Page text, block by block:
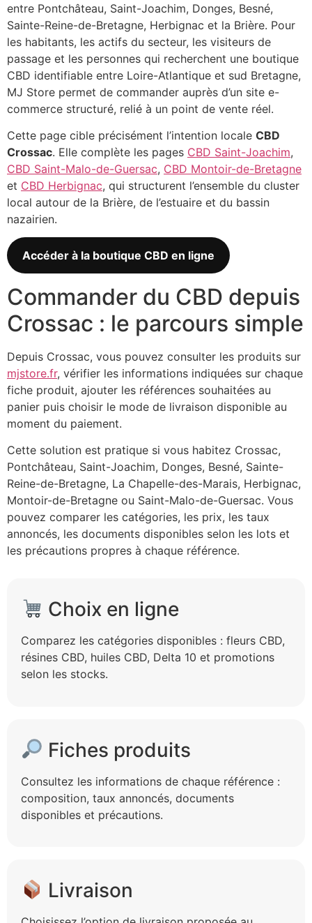
entre Pontchâteau, Saint-Joachim, Donges, Besné,
Sainte-Reine-de-Bretagne, Herbignac et la Brière. Pour
les habitants, les actifs du secteur, les visiteurs de
passage et les personnes qui recherchent une boutique
CBD identifiable entre Loire-Atlantique et sud Bretagne,
MJ Store permet de commander auprès d’un site e-
commerce structuré, relié à un point de vente réel.
Cette page cible précisément l’intention locale CBD
Crossac. Elle complète les pages CBD Saint-Joachim,
CBD Saint-Malo-de-Guersac, CBD Montoir-de-Bretagne
et CBD Herbignac, qui structurent l’ensemble du cluster
local autour de la Brière, de l’estuaire et du bassin
nazairien.
Accéder à la boutique CBD en ligne
Commander du CBD depuis
Crossac : le parcours simple
Depuis Crossac, vous pouvez consulter les produits sur
mjstore.fr, vérifier les informations indiquées sur chaque
fiche produit, ajouter les références souhaitées au
panier puis choisir le mode de livraison disponible au
moment du paiement.
Cette solution est pratique si vous habitez Crossac,
Pontchâteau, Saint-Joachim, Donges, Besné, Sainte-
Reine-de-Bretagne, La Chapelle-des-Marais, Herbignac,
Montoir-de-Bretagne ou Saint-Malo-de-Guersac. Vous
pouvez comparer les catégories, les prix, les taux
annoncés, les documents disponibles selon les lots et
les précautions propres à chaque référence.
Choix en ligne
Comparez les catégories disponibles : fleurs CBD,
résines CBD, huiles CBD, Delta 10 et promotions
selon les stocks.
Fiches produits
Consultez les informations de chaque référence :
composition, taux annoncés, documents
disponibles et précautions.
Livraison